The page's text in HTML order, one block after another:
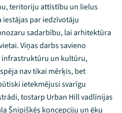
teritoriju attīstību un lielus
par iedzīvotāju
sadarbību, lai arhitektūra
Viņas darbs savieno
un kultūru,
nav tikai mērķis, bet
ietekmējusi svarīgu
tostarp Urban Hill vadlīnijas
Šnipiškēs koncepciju un ēku